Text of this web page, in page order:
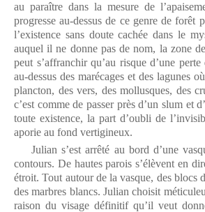
au paraître dans la mesure de
progresse au-dessus de ce genre de
l’existence sans doute cachée dans le
auquel il ne donne pas de nom, la zone
peut s’affranchir qu’au risque d’une
au-dessus des marécages et des lagunes
plancton, des vers, des mollusques, des
c’est comme de passer près d’un slum et
toute existence, la part d’oubli de
aporie au fond vertigineux.
Julian s’est arrêté au bord d’une
contours. De hautes parois s’élèvent en
étroit. Tout autour de la vasque, des blocs
des marbres blancs. Julian choisit
raison du visage définitif qu’il veut